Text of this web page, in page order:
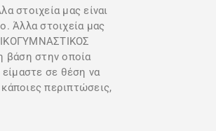
στοιχεία μας είναι
Άλλα στοιχεία μας
στην οποία
σε θέση να
περιπτώσεις,